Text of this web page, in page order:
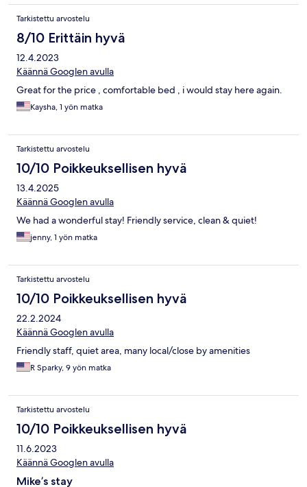
Tarkistettu arvostelu
8/10 Erittäin hyvä
12.4.2023
Käännä Googlen avulla
Great for the price , comfortable bed , i would stay here again.
Kaysha, 1 yön matka
Tarkistettu arvostelu
10/10 Poikkeuksellisen hyvä
13.4.2025
Käännä Googlen avulla
We had a wonderful stay! Friendly service, clean & quiet!
jenny, 1 yön matka
Tarkistettu arvostelu
10/10 Poikkeuksellisen hyvä
22.2.2024
Käännä Googlen avulla
Friendly staff, quiet area, many local/close by amenities
R Sparky, 9 yön matka
Tarkistettu arvostelu
10/10 Poikkeuksellisen hyvä
11.6.2023
Käännä Googlen avulla
Mike’s stay